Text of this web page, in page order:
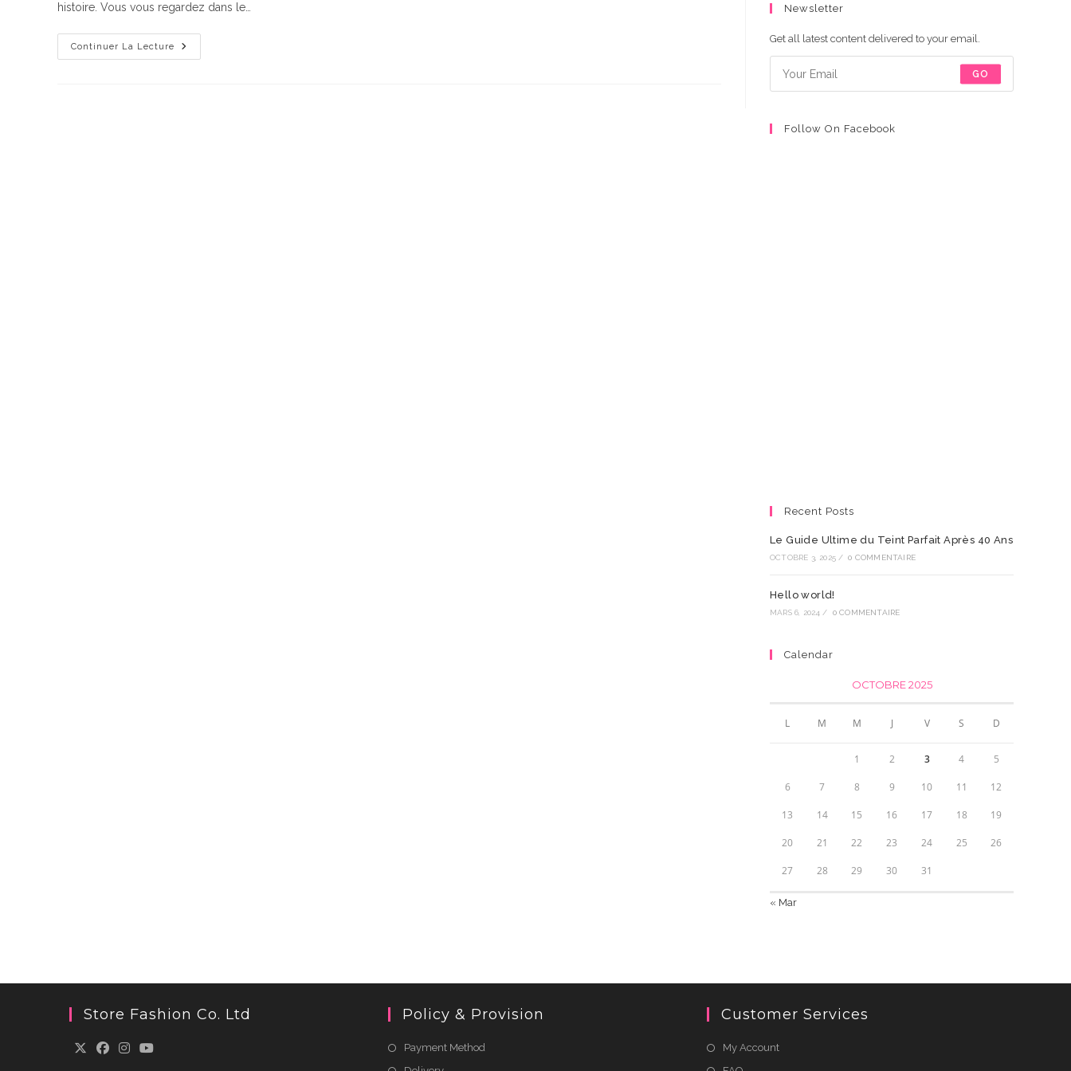
histoire. Vous vous regardez dans le…
Continuer La Lecture
Le
Guide
un
nouvel
onglet
nouvel
onglet
nouvel
onglet
nouvel
onglet
Newsletter
Get all latest content delivered to your email.
GO
Follow On Facebook
Recent Posts
Le Guide Ultime du Teint Parfait Après 40 Ans
OCTOBRE 3, 2025 / 0 COMMENTAIRE
Hello world!
MARS 6, 2024 / 0 COMMENTAIRE
Calendar
OCTOBRE 2025
L M M J V S D
1 2 3 4 5
6 7 8 9 10 11 12
13 14 15 16 17 18 19
20 21 22 23 24 25 26
27 28 29 30 31
« Mar
Store Fashion Co. Ltd Policy & Provision
Payment Method
Customer Services
My Account